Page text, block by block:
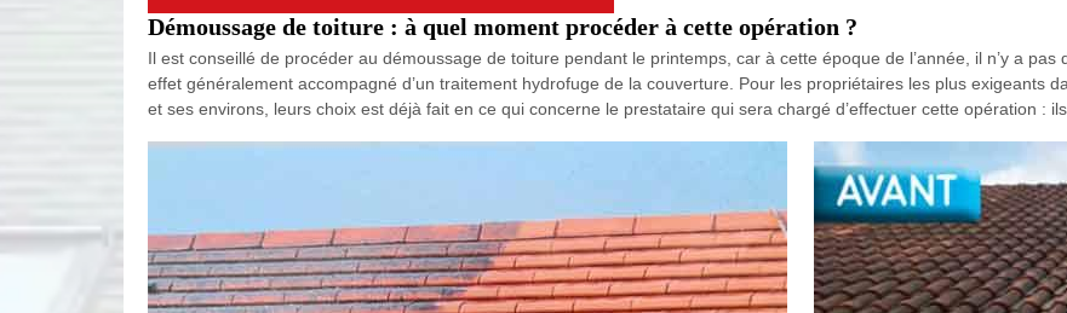
Démoussage de toiture : à quel moment procéder à cette opération ?
Il est conseillé de procéder au démoussage de toiture pendant le printemps, car à cette époque de l’année, il n’y a
effet généralement accompagné d’un traitement hydrofuge de la couverture. Pour les propriétaires les plus exigeants
et ses environs, leurs choix est déjà fait en ce qui concerne le prestataire qui sera chargé d’effectuer cette opération :